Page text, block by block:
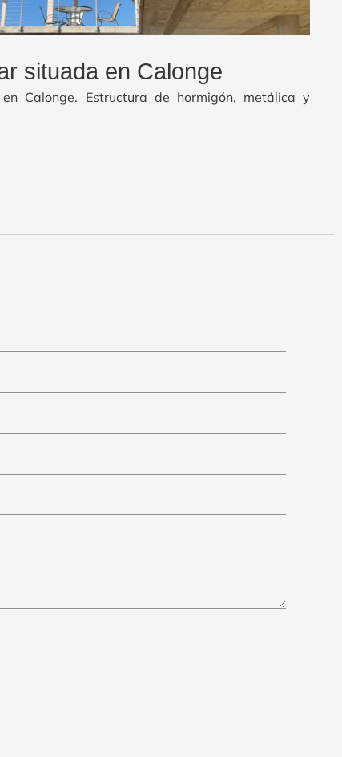
situada en Calonge
Calonge. Estructura de hormigón, metálica y